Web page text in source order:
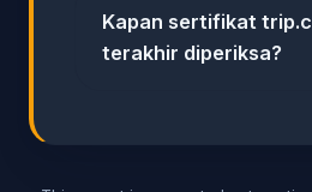
Kapan sertifikat
terakhir diperiksa?